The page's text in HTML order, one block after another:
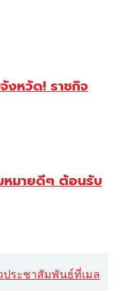
งหวัด! ราชกิจ
หมายดีๆ ต้อนรับ
วประชาสัมพันธ์ที่เมล